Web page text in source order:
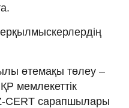
өтемақы төлеу –
мемлекеттік
CERT сарапшылары